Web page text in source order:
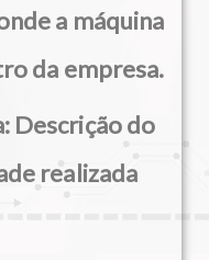
a máquina
da empresa.
Descrição do
realizada